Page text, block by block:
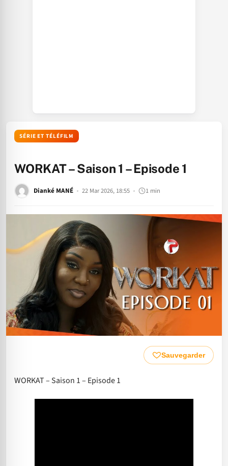
SÉRIE ET TÉLÉFILM
WORKAT – Saison 1 – Episode 1
Dianké MANÉ 22 Mar 2026, 18:55 1 min
Sauvegarder
WORKAT – Saison 1 – Episode 1